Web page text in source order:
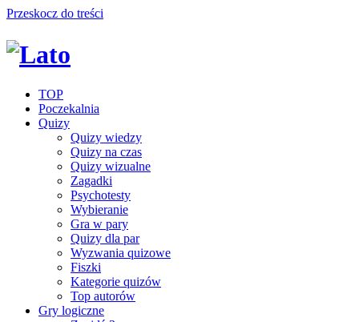
Przeskocz do treści
TOP
Poczekalnia
Quizy
Quizy wiedzy
Quizy na czas
Quizy wizualne
Zagadki
Psychotesty
Wybieranie
Gra w pary
Quizy dla par
Wyzwania quizowe
Fiszki
Kategorie quizów
Top autorów
Gry logiczne